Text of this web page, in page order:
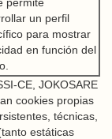
un perfil
para mostrar
en función del
CE, JOKOSARE
cookies propias
técnicas,
estáticas